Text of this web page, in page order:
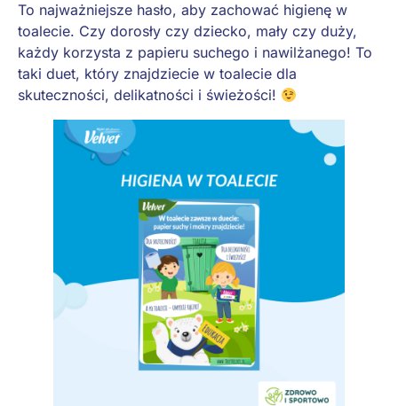
To najważniejsze hasło, aby zachować higienę w
toalecie. Czy dorosły czy dziecko, mały czy duży,
każdy korzysta z papieru suchego i nawilżanego! To
taki duet, który znajdziecie w toalecie dla
skuteczności, delikatności i świeżości!